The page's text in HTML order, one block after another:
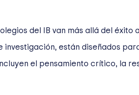
del IB van más allá del
están diseñados
el pensamiento crítico, la